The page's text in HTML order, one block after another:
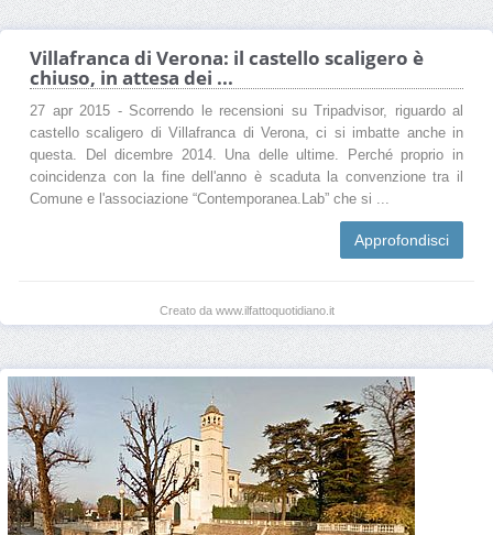
Villafranca di Verona: il castello scaligero è
chiuso, in attesa dei ...
27 apr 2015 - Scorrendo le recensioni su Tripadvisor, riguardo al
castello scaligero di Villafranca di Verona, ci si imbatte anche in
questa. Del dicembre 2014. Una delle ultime. Perché proprio in
coincidenza con la fine dell'anno è scaduta la convenzione tra il
Comune e l'associazione “Contemporanea.Lab” che si ...
Approfondisci
Creato da www.ilfattoquotidiano.it